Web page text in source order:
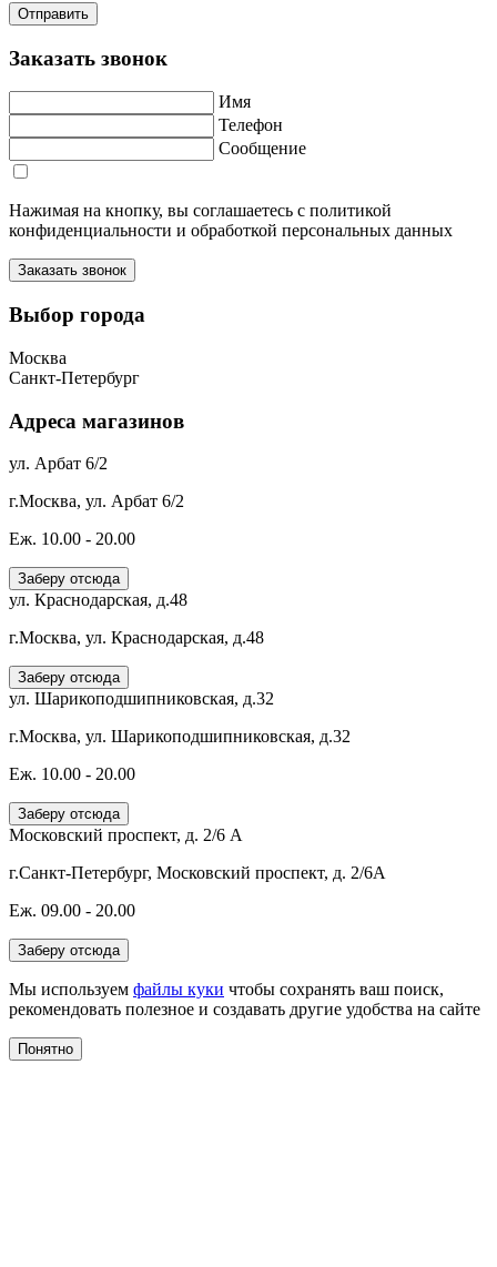
Заказать звонок
Имя
Телефон
Сообщение
Нажимая на кнопку, вы соглашаетесь с политикой
конфиденциальности и обработкой персональных данных
Выбор города
Москва
Санкт-Петербург
Адреса магазинов
ул. Арбат 6/2
г.Москва, ул. Арбат 6/2
Еж. 10.00 - 20.00
Заберу отсюда
ул. Краснодарская, д.48
г.Москва, ул. Краснодарская, д.48
Заберу отсюда
ул. Шарикоподшипниковская, д.32
г.Москва, ул. Шарикоподшипниковская, д.32
Еж. 10.00 - 20.00
Заберу отсюда
Московский проспект, д. 2/6 А
г.Санкт-Петербург, Московский проспект, д. 2/6А
Еж. 09.00 - 20.00
Заберу отсюда
Мы используем файлы куки чтобы сохранять ваш поиск,
рекомендовать полезное и создавать другие удобства на сайте
Понятно